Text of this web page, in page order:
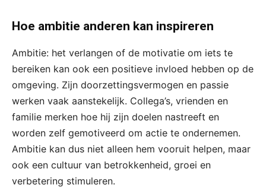
Hoe ambitie anderen kan inspireren
Ambitie: het verlangen of de motivatie om iets te
bereiken kan ook een positieve invloed hebben op de
omgeving. Zijn doorzettingsvermogen en passie
werken vaak aanstekelijk. Collega’s, vrienden en
familie merken hoe hij zijn doelen nastreeft en
worden zelf gemotiveerd om actie te ondernemen.
Ambitie kan dus niet alleen hem vooruit helpen, maar
ook een cultuur van betrokkenheid, groei en
verbetering stimuleren.